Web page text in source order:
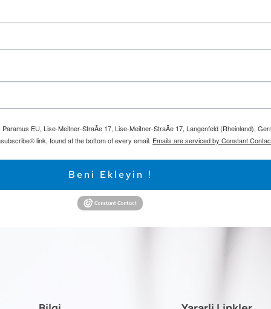
EU, Lise-Meitner-StraÃe 17, Lise-Meitner-StraÃe 17, Langenfeld (Rheinland),
link, found at the bottom of every email. Emails are serviced by Constant
Beni Ekleyin !